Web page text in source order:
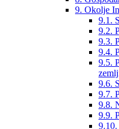
9. Okolje
9.1.
9.2.
9.3.
9.4.
9.5.
9.6.
9.7.
9.8.
9.9.
9.10.